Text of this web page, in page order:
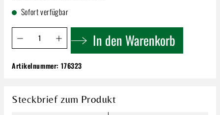
Sofort verfügbar
Produkt Anzahl: Gib den gewünschten Wert ein oder
In den Warenkorb
Viktoria Peitz | Grauer Burgunder Trocken
Inhalt:0.75 Liter(11,99 € / 1 Liter)
Artikelnummer:176323
Steckbrief zum Produkt